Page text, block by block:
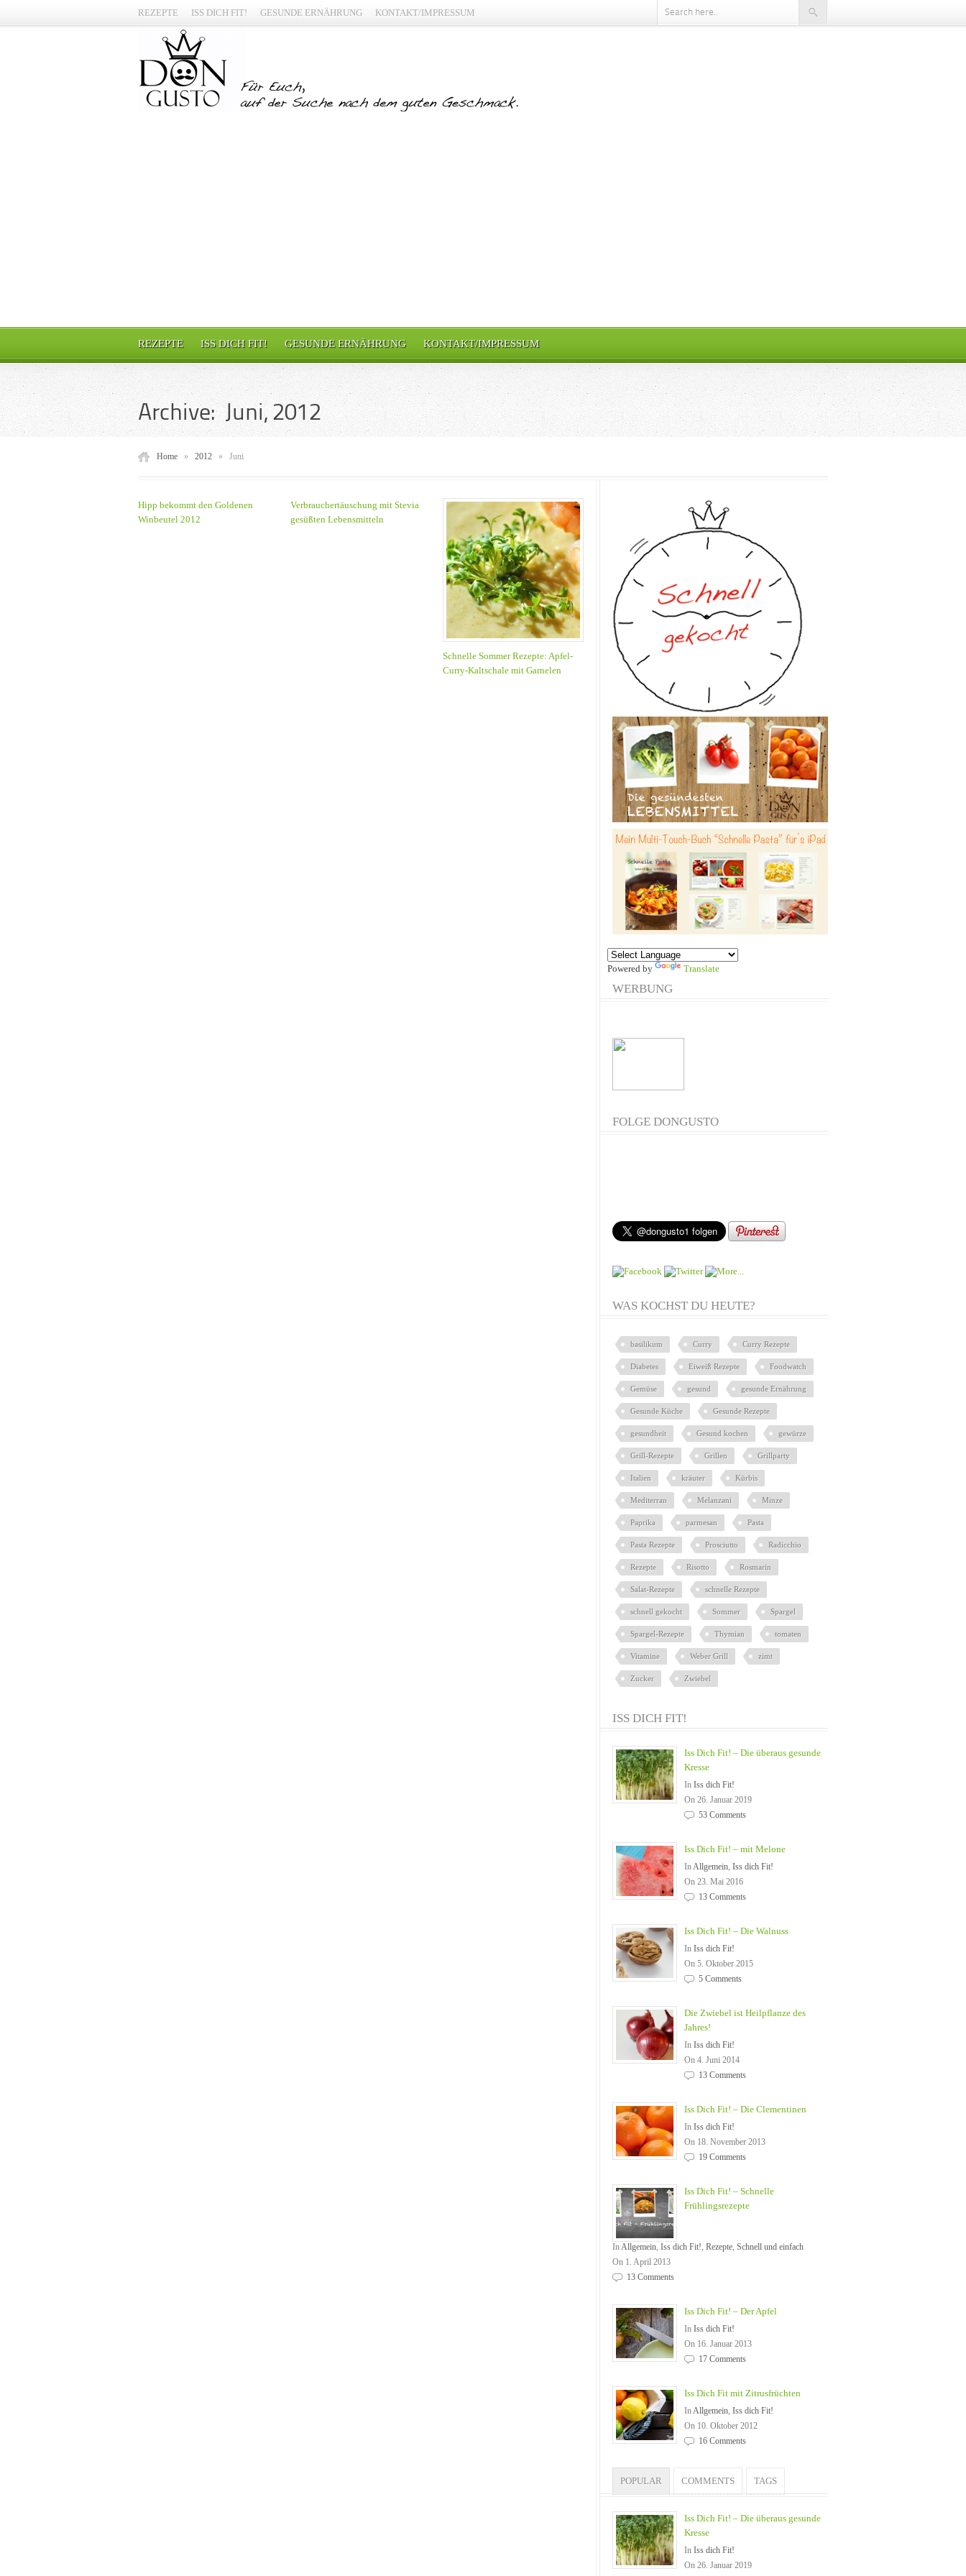
REZEPTE ISS DICH FIT! GESUNDE ERNÄHRUNG KONTAKT/IMPRESSUM
REZEPTE ISS DICH FIT! GESUNDE ERNÄHRUNG KONTAKT/IMPRESSUM
Archive: Juni, 2012
Home » 2012 » Juni
Hipp bekommt den Goldenen
Winbeutel 2012
Verbrauchertäuschung mit Stevia
gesüßten Lebensmitteln
Schnelle Sommer Rezepte: Apfel-
Curry-Kaltschale mit Garnelen
Powered by Translate
WERBUNG
FOLGE DONGUSTO
WAS KOCHST DU HEUTE?
basilikum Curry Curry Rezepte
Diabetes Eiweiß Rezepte Foodwatch
Gemüse gesund gesunde Ernährung
Gesunde Küche Gesunde Rezepte
gesundheit Gesund kochen gewürze
Grill-Rezepte Grillen Grillparty
Italien kräuter Kürbis
Mediterran Melanzani Minze
Paprika parmesan Pasta
Pasta Rezepte Prosciutto Radicchio
Rezepte Risotto Rosmarin
Salat-Rezepte schnelle Rezepte
schnell gekocht Sommer Spargel
Spargel-Rezepte Thymian tomaten
Vitamine Weber Grill zimt
Zucker Zwiebel
ISS DICH FIT!
Iss Dich Fit! – Die überaus gesunde
Kresse
In Iss dich Fit!
On 26. Januar 2019
53 Comments
Iss Dich Fit! – mit Melone
InAllgemein, Iss dich Fit!
On 23. Mai 2016
13 Comments
Iss Dich Fit! – Die Walnuss
In Iss dich Fit!
On 5. Oktober 2015
5 Comments
Die Zwiebel ist Heilpflanze des
Jahres!
In Iss dich Fit!
On 4. Juni 2014
13 Comments
Iss Dich Fit! – Die Clementinen
In Iss dich Fit!
On 18. November 2013
19 Comments
Iss Dich Fit! – Schnelle
Frühlingsrezepte
InAllgemein, Iss dich Fit!, Rezepte, Schnell und einfach
On 1. April 2013
13 Comments
Iss Dich Fit! – Der Apfel
In Iss dich Fit!
On 16. Januar 2013
17 Comments
Iss Dich Fit mit Zitrusfrüchten
InAllgemein, Iss dich Fit!
On 10. Oktober 2012
16 Comments
POPULAR COMMENTS TAGS
Iss Dich Fit! – Die überaus gesunde
Kresse
In Iss dich Fit!
On 26. Januar 2019